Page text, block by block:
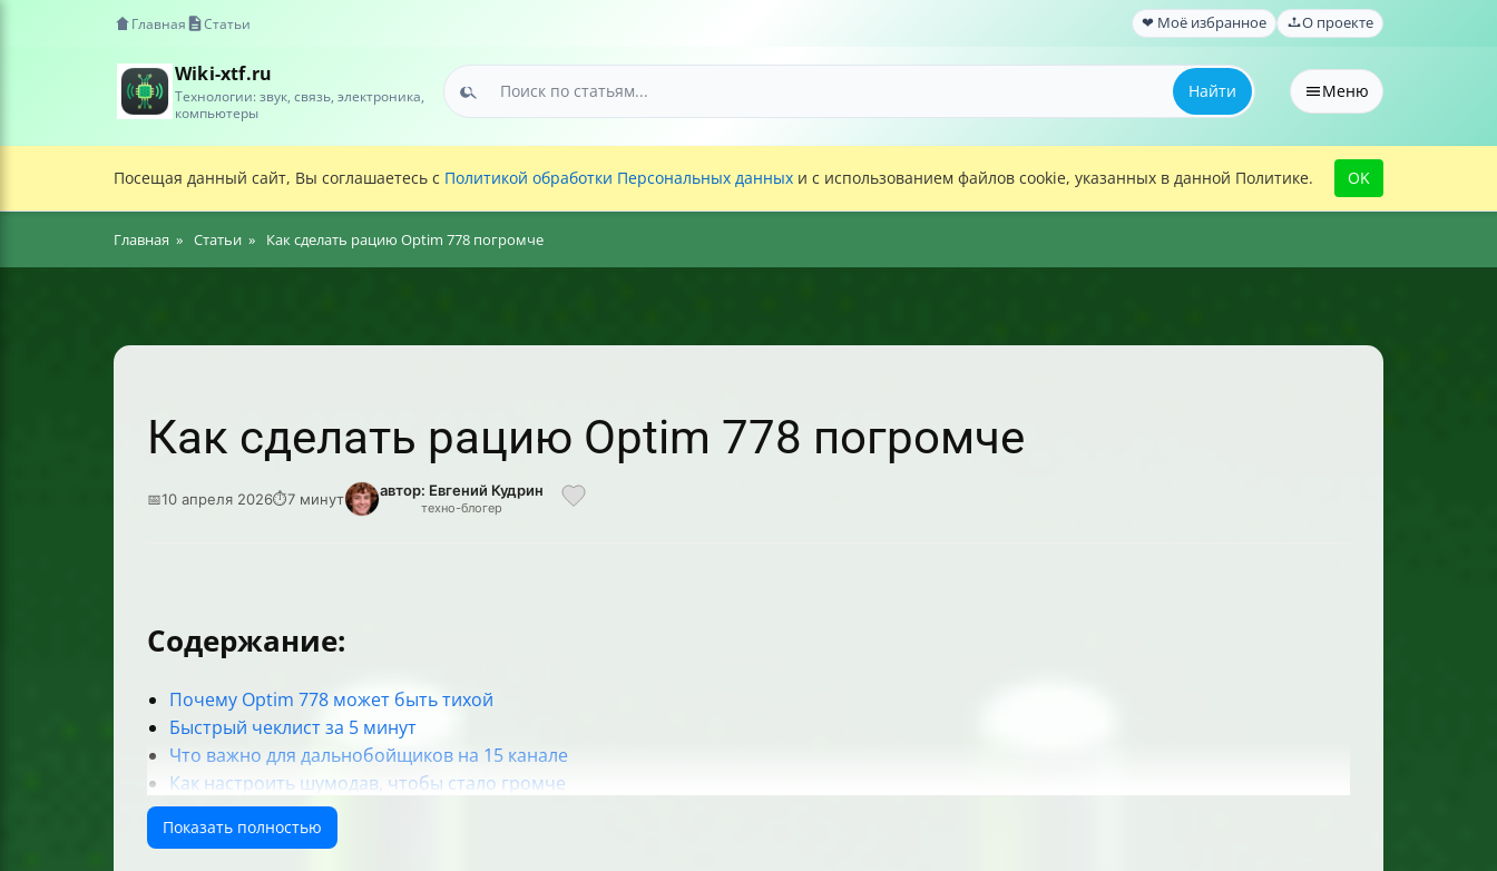
Главная Статьи ❤ Моё избранное О проекте
Wiki-xtf.ru
Технологии: звук, связь, электроника,
компьютеры
Найти Меню
Посещая данный сайт, Вы соглашаетесь с Политикой обработки Персональных данных и с использованием файлов cookie, указанных в данной Политике. OK
Главная Статьи Как сделать рацию Optim 778 погромче
Как сделать рацию Optim 778 погромче
📅10 апреля 2026⏱7 минут автор: Евгений Кудрин
техно-блогер
Содержание:
Почему Optim 778 может быть тихой
Быстрый чеклист за 5 минут
Что важно для дальнобойщиков на 15 канале
Как настроить шумодав, чтобы стало громче
Модуляция AM и FM
Антенна и кабель. Это главный враг “тихого звука”
Показать полностью